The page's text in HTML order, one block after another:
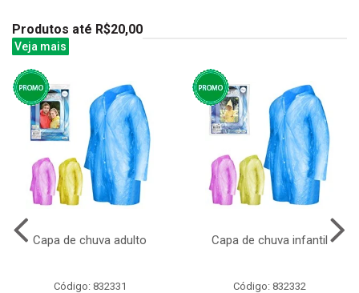
Produtos até R$20,00
Veja mais
Capa de chuva adulto
Código: 832331
Capa de chuva infantil
Código: 832332